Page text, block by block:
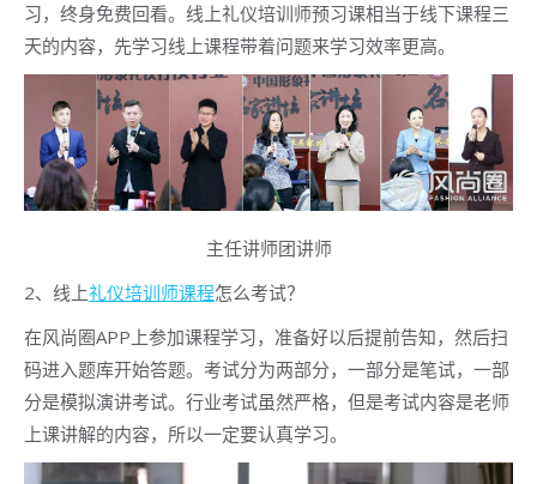
习，终身免费回看。线上礼仪培训师预习课相当于线下课程三
天的内容，先学习线上课程带着问题来学习效率更高。
主任讲师团讲师
2、线上礼仪培训师课程怎么考试？
在风尚圈APP上参加课程学习，准备好以后提前告知，然后扫
码进入题库开始答题。考试分为两部分，一部分是笔试，一部
分是模拟演讲考试。行业考试虽然严格，但是考试内容是老师
上课讲解的内容，所以一定要认真学习。